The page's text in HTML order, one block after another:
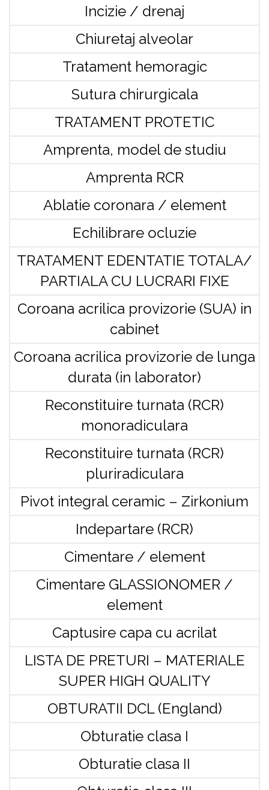
Incizie / drenaj
Chiuretaj alveolar
Tratament hemoragic
Sutura chirurgicala
TRATAMENT PROTETIC
Amprenta, model de studiu
Amprenta RCR
Ablatie coronara / element
Echilibrare ocluzie
TRATAMENT EDENTATIE TOTALA/
PARTIALA CU LUCRARI FIXE
Coroana acrilica provizorie (SUA) in
cabinet
Coroana acrilica provizorie de lunga
durata (in laborator)
Reconstituire turnata (RCR)
monoradiculara
Reconstituire turnata (RCR)
pluriradiculara
Pivot integral ceramic – Zirkonium
Indepartare (RCR)
Cimentare / element
Cimentare GLASSIONOMER /
element
Captusire capa cu acrilat
LISTA DE PRETURI – MATERIALE
SUPER HIGH QUALITY
OBTURATII DCL (England)
Obturatie clasa I
Obturatie clasa II